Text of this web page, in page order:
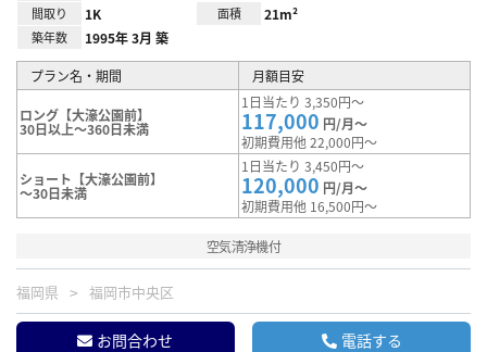
間取り 1K 面積 21m²
築年数 1995年 3月 築
プラン名・期間 月額目安
ロング【大濠公園前】
30日以上～360日未満
1日当たり 3,350円～
117,000 円/月～
初期費用他 22,000円～
ショート【大濠公園前】
～30日未満
1日当たり 3,450円～
120,000 円/月～
初期費用他 16,500円～
空気清浄機付
福岡県 福岡市中央区
お問合わせ 電話する